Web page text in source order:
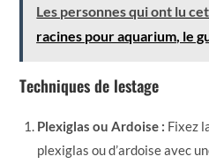
Les personnes qui ont lu
racines pour aquarium, le
Techniques de lestage
Plexiglas ou Ardoise : Fixez
plexiglas ou d’ardoise avec